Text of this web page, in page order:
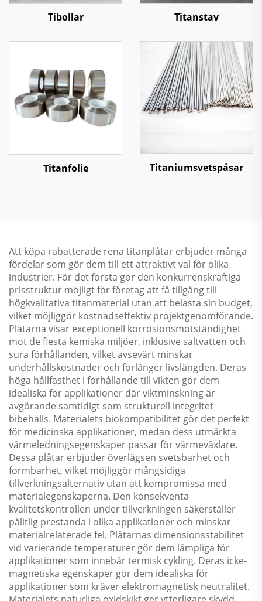
Tibollar Titanstav
Titanfolie Titaniumsvetspåsar
Att köpa rabatterade rena titanplåtar erbjuder många
fördelar som gör dem till ett attraktivt val för olika
industrier. För det första gör den konkurrenskraftiga
prisstruktur möjligt för företag att få tillgång till
högkvalitativa titanmaterial utan att belasta sin budget,
vilket möjliggör kostnadseffektiv projektgenomförande.
Plåtarna visar exceptionell korrosionsmotståndighet
mot de flesta kemiska miljöer, inklusive saltvatten och
sura förhållanden, vilket avsevärt minskar
underhållskostnader och förlänger livslängden. Deras
höga hållfasthet i förhållande till vikten gör dem
idealiska för applikationer där viktminskning är
avgörande samtidigt som strukturell integritet
bibehålls. Materialets biokompatibilitet gör det perfekt
för medicinska applikationer, medan dess utmärkta
värmeledningsegenskaper passar för värmeväxlare.
Dessa plåtar erbjuder överlägsen svetsbarhet och
formbarhet, vilket möjliggör mångsidiga
tillverkningsalternativ utan att kompromissa med
materialegenskaperna. Den konsekventa
kvalitetskontrollen under tillverkningen säkerställer
pålitlig prestanda i olika applikationer och minskar
materialrelaterade fel. Plåtarnas dimensionsstabilitet
vid varierande temperaturer gör dem lämpliga för
applikationer som innebär termisk cykling. Deras icke-
magnetiska egenskaper gör dem idealiska för
applikationer som kräver elektromagnetisk neutralitet.